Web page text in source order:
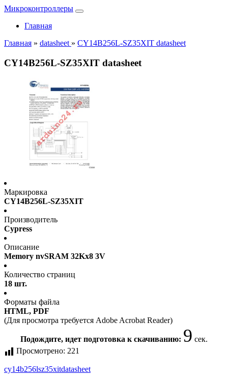
Микроконтроллеры
Главная
Главная » datasheet » CY14B256L-SZ35XIT datasheet
CY14B256L-SZ35XIT datasheet
Маркировка
CY14B256L-SZ35XIT
Производитель
Cypress
Описание
Memory nvSRAM 32Kx8 3V
Количество страниц
18 шт.
Форматы файла
HTML, PDF
(Для просмотра требуется Adobe Acrobat Reader)
Подождите, идет подготовка к скачиванию: 9 сек.
Просмотрено: 221
cy14b256lsz35xitdatasheet